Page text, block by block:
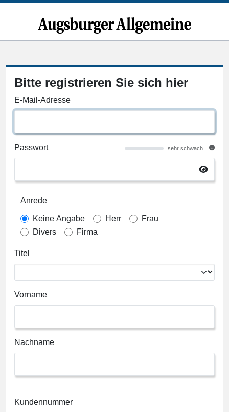
Bitte registrieren Sie sich hier
E-Mail-Adresse
Passwort sehr schwach
Anrede
Keine Angabe Herr
Frau
Divers
Firma
Titel
Vorname
Nachname
Kundennummer